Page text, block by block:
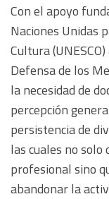
Con el apoyo
Naciones Unidas
Cultura
Defensa de los
la necesidad de
percepción
persistencia de
las cuales no
profesional sino
abandonar la